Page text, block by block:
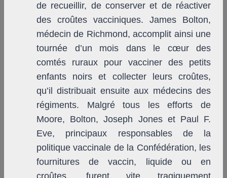
de recueillir, de conserver et de réactiver
des croûtes vacciniques. James Bolton,
médecin de Richmond, accomplit ainsi une
tournée d’un mois dans le cœur des
comtés ruraux pour vacciner des petits
enfants noirs et collecter leurs croûtes,
qu’il distribuait ensuite aux médecins des
régiments. Malgré tous les efforts de
Moore, Bolton, Joseph Jones et Paul F.
Eve, principaux responsables de la
politique vaccinale de la Confédération, les
fournitures de vaccin, liquide ou en